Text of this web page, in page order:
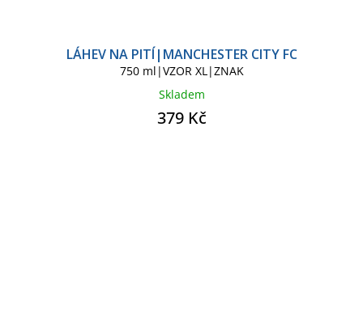
LÁHEV NA PITÍ|MANCHESTER CITY FC
750 ml|VZOR XL|ZNAK
Skladem
379 Kč